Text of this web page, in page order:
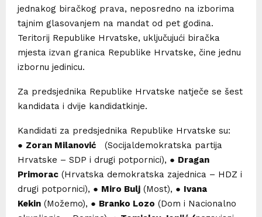
jednakog biračkog prava, neposredno na izborima
tajnim glasovanjem na mandat od pet godina.
Teritorij Republike Hrvatske, uključujući biračka
mjesta izvan granica Republike Hrvatske, čine jednu
izbornu jedinicu.
Za predsjednika Republike Hrvatske natječe se šest
kandidata i dvije kandidatkinje.
Kandidati za predsjednika Republike Hrvatske su:
● Zoran Milanović
(Socijaldemokratska partija
Hrvatske – SDP i drugi potpornici), ● Dragan
Primorac (Hrvatska demokratska zajednica – HDZ i
drugi potpornici), ● Miro Bulj (Most), ● Ivana
Kekin (Možemo), ● Branko Lozo (Dom i Nacionalno